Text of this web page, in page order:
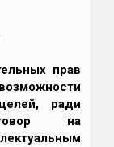
прав
ради
на